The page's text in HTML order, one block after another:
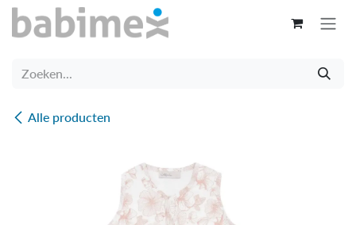
Overslaan naar inhoud
Alle producten